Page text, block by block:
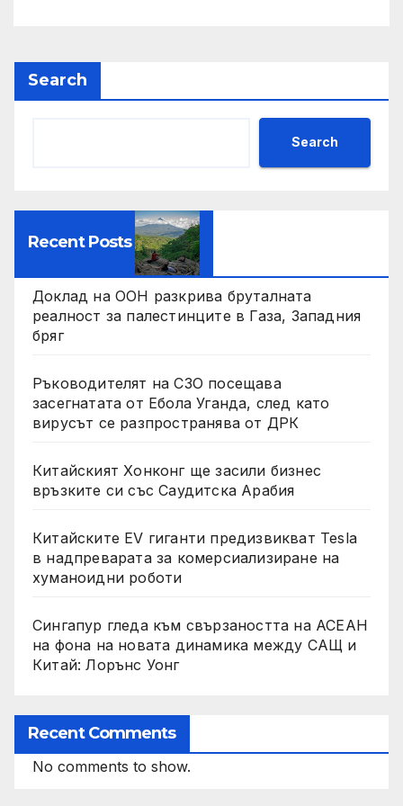
Search
Search
Recent Posts
Доклад на ООН разкрива бруталната
реалност за палестинците в Газа, Западния
бряг
Ръководителят на СЗО посещава
засегнатата от Ебола Уганда, след като
вирусът се разпространява от ДРК
Китайският Хонконг ще засили бизнес
връзките си със Саудитска Арабия
Китайските EV гиганти предизвикват Tesla
в надпреварата за комерсиализиране на
хуманоидни роботи
Сингапур гледа към свързаността на АСЕАН
на фона на новата динамика между САЩ и
Китай: Лорънс Уонг
Recent Comments
No comments to show.